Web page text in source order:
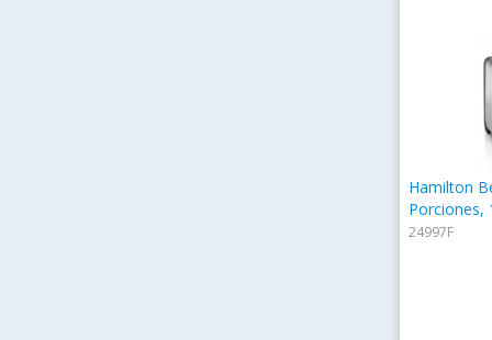
Hamilton
Porciones,
24997F